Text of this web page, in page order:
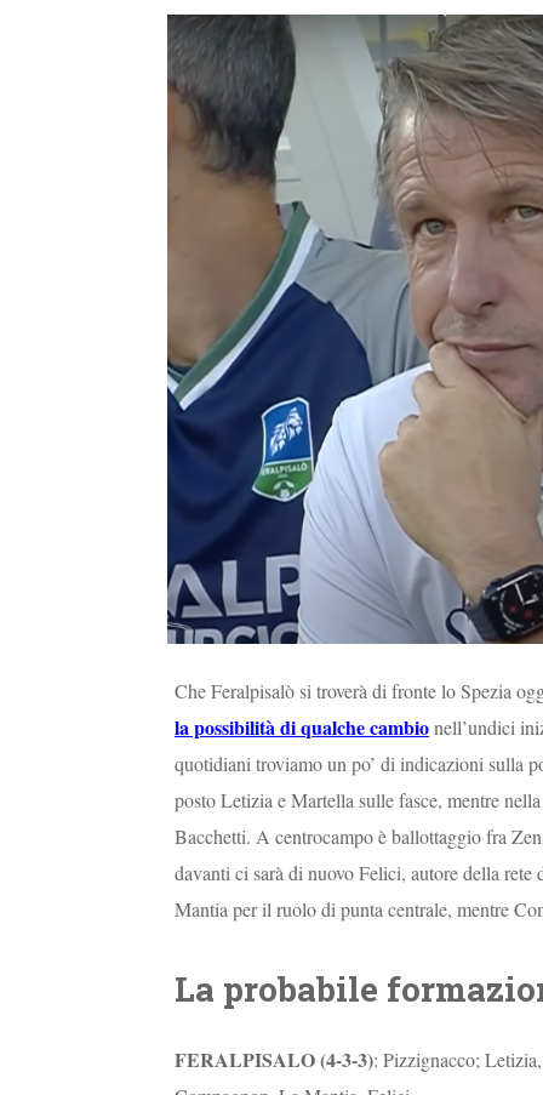
Che Feralpisalò si troverà di fronte lo Spezia
la possibilità di qualche cambionell’undici
quotidiani troviamo un po’ di indicazioni sulla
posto Letizia e Martella sulle fasce, mentre
Bacchetti. A centrocampo è ballottaggio fra
davanti ci sarà di nuovo Felici, autore della
Mantia per il ruolo di punta centrale, mentre
La probabile
FERALPISALO (4-3-3): Pizzignacco;